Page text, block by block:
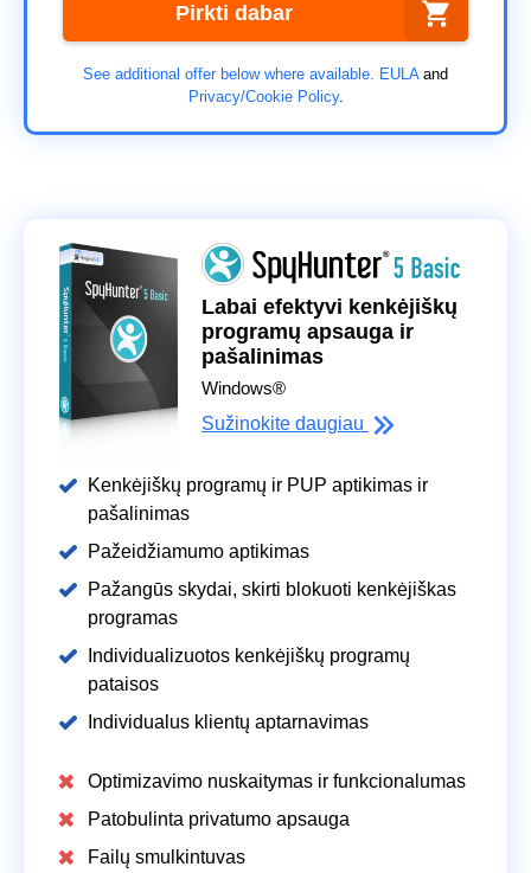
Pirkti dabar
See additional offer below where available. EULAand
Privacy/Cookie Policy.
Labai efektyvi kenkėjiškų
programų apsauga ir
pašalinimas
Windows®
Sužinokite daugiau
Kenkėjiškų programų ir PUP aptikimas ir
pašalinimas
Pažeidžiamumo aptikimas
Pažangūs skydai, skirti blokuoti kenkėjiškas
programas
Individualizuotos kenkėjiškų programų
pataisos
Individualus klientų aptarnavimas
Optimizavimo nuskaitymas ir funkcionalumas
Patobulinta privatumo apsauga
Failų smulkintuvas